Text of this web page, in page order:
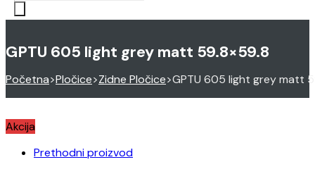
search
GPTU 605 light grey matt 59.8×59.8
Početna>Pločice>Zidne Pločice>GPTU 605 light grey matt
Akcija
Prethodni proizvod